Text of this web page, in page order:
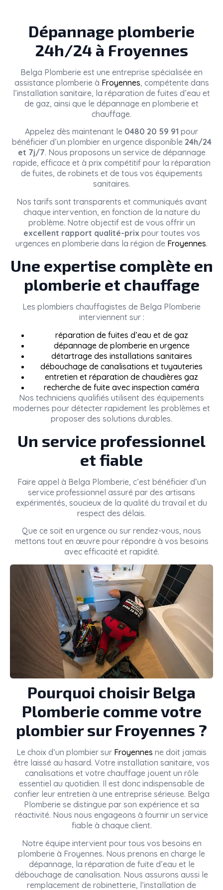
Dépannage plomberie
24h/24 à Froyennes
Belga Plomberie est une entreprise spécialisée en
assistance plomberie à Froyennes, compétente dans
l’installation sanitaire, la réparation de fuites d’eau et
de gaz, ainsi que le dépannage en plomberie et
chauffage.
Appelez dès maintenant le 0480 20 59 91 pour
bénéficier d’un plombier en urgence disponible 24h/24
et 7j/7. Nous proposons un service de dépannage
rapide, efficace et à prix compétitif pour la réparation
de fuites, de robinets et de tous vos équipements
sanitaires.
Nos tarifs sont transparents et communiqués avant
chaque intervention, en fonction de la nature du
problème. Notre objectif est de vous offrir un
excellent rapport qualité-prix pour toutes vos
urgences en plomberie dans la région de Froyennes.
Une expertise complète en
plomberie et chauffage
Les plombiers chauffagistes de Belga Plomberie
interviennent sur :
réparation de fuites d’eau et de gaz
dépannage de plomberie en urgence
détartrage des installations sanitaires
débouchage de canalisations et tuyauteries
entretien et réparation de chaudières gaz
recherche de fuite avec inspection caméra
Nos techniciens qualifiés utilisent des équipements
modernes pour détecter rapidement les problèmes et
proposer des solutions durables.
Un service professionnel
et fiable
Faire appel à Belga Plomberie, c’est bénéficier d’un
service professionnel assuré par des artisans
expérimentés, soucieux de la qualité du travail et du
respect des délais.
Que ce soit en urgence ou sur rendez-vous, nous
mettons tout en œuvre pour répondre à vos besoins
avec efficacité et rapidité.
Pourquoi choisir Belga
Plomberie comme votre
plombier sur Froyennes ?
Le choix d’un plombier sur Froyennes ne doit jamais
être laissé au hasard. Votre installation sanitaire, vos
canalisations et votre chauffage jouent un rôle
essentiel au quotidien. Il est donc indispensable de
confier leur entretien à une entreprise sérieuse. Belga
Plomberie se distingue par son expérience et sa
réactivité. Nous nous engageons à fournir un service
fiable à chaque client.
Notre équipe intervient pour tous vos besoins en
plomberie à Froyennes. Nous prenons en charge le
dépannage, la réparation de fuite d’eau et le
débouchage de canalisation. Nous assurons aussi le
remplacement de robinetterie, l’installation de